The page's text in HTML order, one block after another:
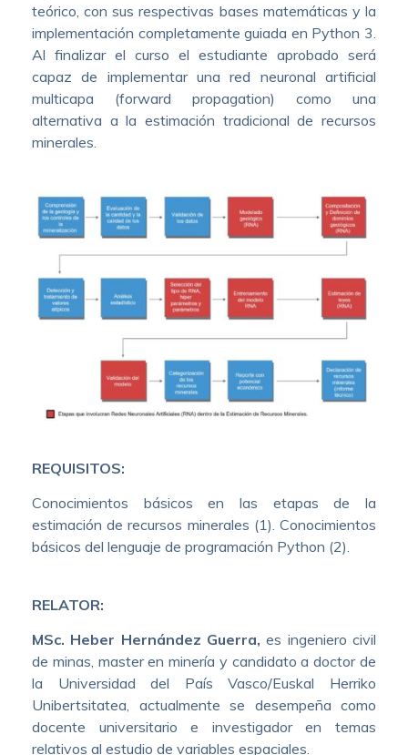
teórico, con sus respectivas bases matemáticas y la
implementación completamente guiada en Python 3.
Al finalizar el curso el estudiante aprobado será
capaz de implementar una red neuronal artificial
multicapa (forward propagation) como una
alternativa a la estimación tradicional de recursos
minerales.
REQUISITOS:
Conocimientos básicos en las etapas de la
estimación de recursos minerales (1). Conocimientos
básicos del lenguaje de programación Python (2).
RELATOR:
MSc. Heber Hernández Guerra, es ingeniero civil
de minas, master en minería y candidato a doctor de
la Universidad del País Vasco/Euskal Herriko
Unibertsitatea, actualmente se desempeña como
docente universitario e investigador en temas
relativos al estudio de variables espaciales.